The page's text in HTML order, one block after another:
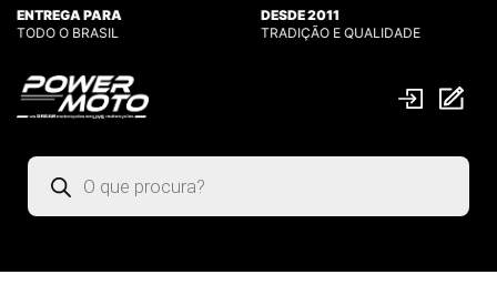
ENTREGA PARA
TODO O BRASIL
DESDE 2011
TRADIÇÃO E QUALIDADE
Pesquisar
produtos